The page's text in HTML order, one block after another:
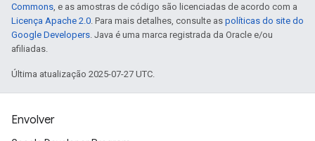
Commons , e as amostras de código são licenciadas de acordo com a
Licença Apache 2.0 . Para mais detalhes, consulte as políticas do site do
Google Developers . Java é uma marca registrada da Oracle e/ou
afiliadas.
Última atualização 2025-07-27 UTC.
Envolver